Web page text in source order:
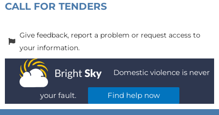
CALL FOR TENDERS
Give feedback, report a problem or request access to
your information.
Domestic violence is never
your fault. Find help now